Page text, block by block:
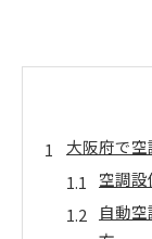
大阪府で
空調
自動